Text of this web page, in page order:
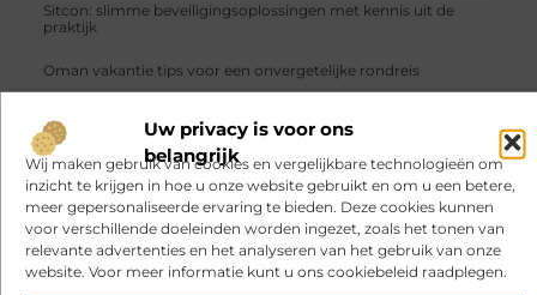
Uw privacy is voor ons
belangrijk
Wij maken gebruik van cookies en vergelijkbare technologieën om
inzicht te krijgen in hoe u onze website gebruikt en om u een betere,
meer gepersonaliseerde ervaring te bieden. Deze cookies kunnen
voor verschillende doeleinden worden ingezet, zoals het tonen van
relevante advertenties en het analyseren van het gebruik van onze
website. Voor meer informatie kunt u ons cookiebeleid raadplegen.
Sitcon: slimme beveiligingsoplossingen met kennis uit de
praktijk
Oman vakantie tips voor een onvergetelijke rondreis
Fysiotherapie Haarlem: gericht werken aan herstel en beter
bewegen
Veelgemaakte fouten bij het beveiligen van schuren, garages
en achteromgangen